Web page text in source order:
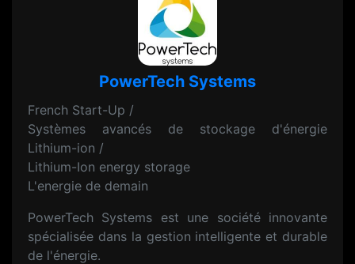
PowerTech Systems
French Start-Up /
Systèmes avancés de stockage d'énergie
Lithium-ion /
Lithium-Ion energy storage
L'energie de demain
PowerTech Systems est une société innovante
spécialisée dans la gestion intelligente et durable
de l'énergie.